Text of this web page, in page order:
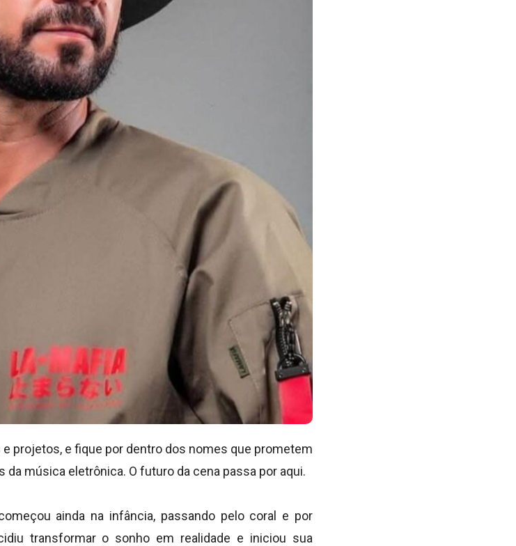
projetos, e fique por dentro dos nomes que prometem
música eletrônica. O futuro da cena passa por aqui.
ainda na infância, passando pelo coral e por
transformar o sonho em realidade e iniciou sua